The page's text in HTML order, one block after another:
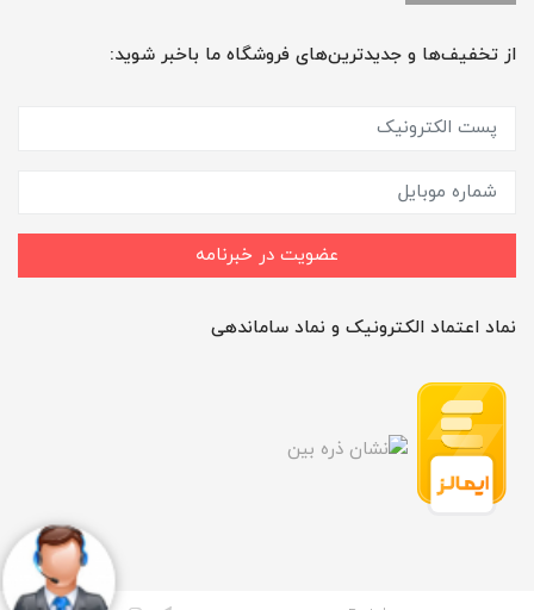
از تخفیف‌ها و جدیدترین‌های فروشگاه ما باخبر شوید:
عضویت در خبرنامه
نماد اعتماد الکترونیک و نماد ساماندهی